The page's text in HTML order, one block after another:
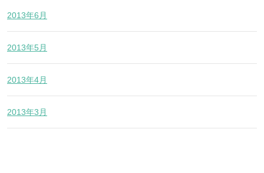
2013年6月
2013年5月
2013年4月
2013年3月